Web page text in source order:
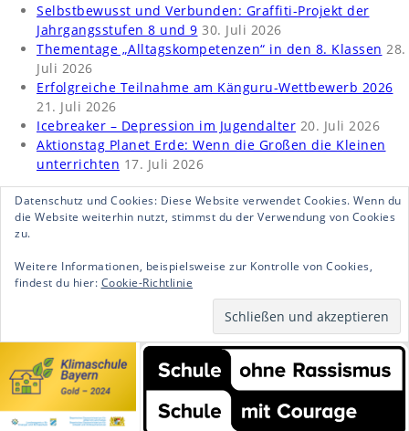
Selbstbewusst und Verbunden: Graffiti-Projekt der
Jahrgangsstufen 8 und 9 30. Juli 2026
Thementage „Alltagskompetenzen“ in den 8. Klassen 28.
Juli 2026
Erfolgreiche Teilnahme am Känguru-Wettbewerb 2026
21. Juli 2026
Icebreaker – Depression im Jugendalter 20. Juli 2026
Aktionstag Planet Erde: Wenn die Großen die Kleinen
unterrichten 17. Juli 2026
Datenschutz und Cookies: Diese Website verwendet Cookies. Wenn du
die Website weiterhin nutzt, stimmst du der Verwendung von Cookies
zu.
Weitere Informationen, beispielsweise zur Kontrolle von Cookies,
findest du hier: Cookie-Richtlinie